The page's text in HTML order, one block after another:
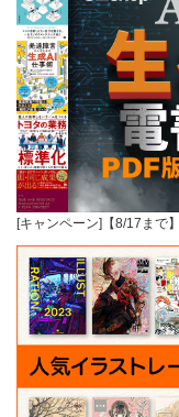
[キャンペーン]【8/17まで